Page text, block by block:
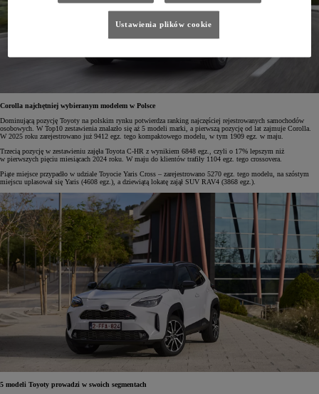
Corolla najchętniej wybieranym modelem w Polsce
Dominującą pozycję Toyoty na polskim rynku potwierdza ranking najczęściej rejestrowanych samochodów
osobowych. W Top10 zestawienia znalazło się aż 5 modeli marki, a pierwszą pozycję od lat zajmuje Corolla.
W 2025 roku zarejestrowano już 9412 egz. tego kompaktowego modelu, w tym 1909 egz. w maju.
Trzecią pozycję w zestawieniu zajęła Toyota C-HR z wynikiem 6848 egz., czyli o 17% lepszym niż
w pierwszych pięciu miesiącach 2024 roku. W maju do klientów trafiły 1104 egz. tego crossovera.
Piąte miejsce przypadło w udziale Toyocie Yaris Cross – zarejestrowano 5270 egz. tego modelu, na szóstym
miejscu uplasował się Yaris (4608 egz.), a dziewiątą lokatę zajął SUV RAV4 (3868 egz.).
5 modeli Toyoty prowadzi w swoich segmentach
Ustawienia plików cookie